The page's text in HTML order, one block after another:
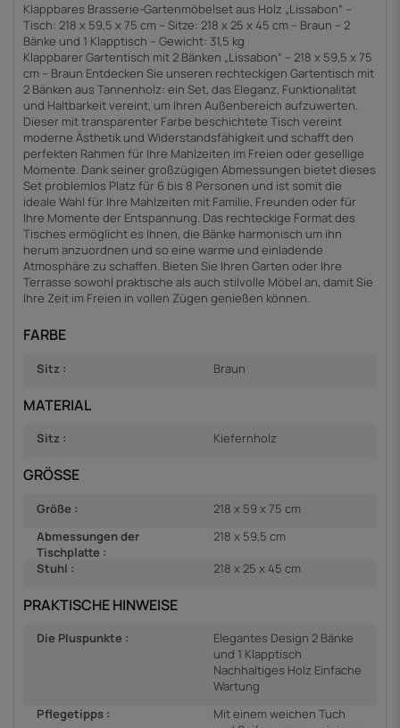
Klappbares Brasserie-Gartenmöbelset aus Holz „Lissabon“ –
Tisch: 218 x 59,5 x 75 cm – Sitze: 218 x 25 x 45 cm – Braun – 2
Bänke und 1 Klapptisch – Gewicht: 31,5 kg
Klappbarer Gartentisch mit 2 Bänken „Lissabon“ – 218 x 59,5 x 75
cm – Braun Entdecken Sie unseren rechteckigen Gartentisch mit
2 Bänken aus Tannenholz: ein Set, das Eleganz, Funktionalität
und Haltbarkeit vereint, um Ihren Außenbereich aufzuwerten.
Dieser mit transparenter Farbe beschichtete Tisch vereint
moderne Ästhetik und Widerstandsfähigkeit und schafft den
perfekten Rahmen für Ihre Mahlzeiten im Freien oder gesellige
Momente. Dank seiner großzügigen Abmessungen bietet dieses
Set problemlos Platz für 6 bis 8 Personen und ist somit die
ideale Wahl für Ihre Mahlzeiten mit Familie, Freunden oder für
Ihre Momente der Entspannung. Das rechteckige Format des
Tisches ermöglicht es Ihnen, die Bänke harmonisch um ihn
herum anzuordnen und so eine warme und einladende
Atmosphäre zu schaffen. Bieten Sie Ihren Garten oder Ihre
Terrasse sowohl praktische als auch stilvolle Möbel an, damit Sie
Ihre Zeit im Freien in vollen Zügen genießen können.
FARBE
Sitz : Braun
MATERIAL
Sitz : Kiefernholz
GRÖSSE
Größe :
218 x 59 x 75 cm
Abmessungen der
Tischplatte :
218 x 59,5 cm
Stuhl :
218 x 25 x 45 cm
PRAKTISCHE HINWEISE
Die Pluspunkte :
Elegantes Design 2 Bänke
und 1 Klapptisch
Nachhaltiges Holz Einfache
Wartung
Pflegetipps :
Mit einem weichen Tuch